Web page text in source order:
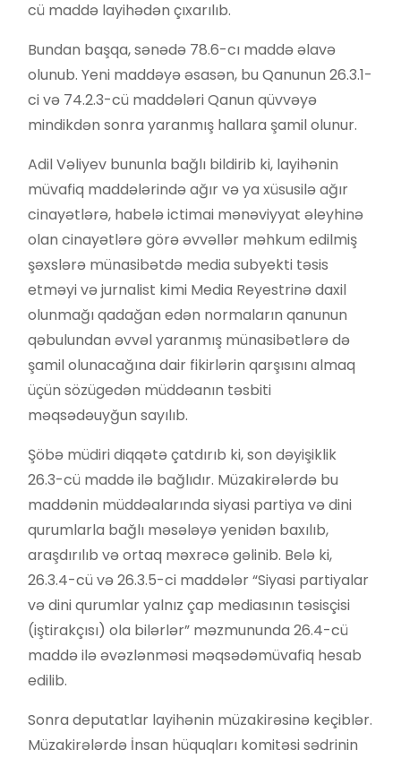
cü maddə layihədən çıxarılıb.
Bundan başqa, sənədə 78.6-cı maddə əlavə
olunub. Yeni maddəyə əsasən, bu Qanunun 26.3.1-
ci və 74.2.3-cü maddələri Qanun qüvvəyə
mindikdən sonra yaranmış hallara şamil olunur.
Adil Vəliyev bununla bağlı bildirib ki, layihənin
müvafiq maddələrində ağır və ya xüsusilə ağır
cinayətlərə, habelə ictimai mənəviyyat əleyhinə
olan cinayətlərə görə əvvəllər məhkum edilmiş
şəxslərə münasibətdə media subyekti təsis
etməyi və jurnalist kimi Media Reyestrinə daxil
olunmağı qadağan edən normaların qanunun
qəbulundan əvvəl yaranmış münasibətlərə də
şamil olunacağına dair fikirlərin qarşısını almaq
üçün sözügedən müddəanın təsbiti
məqsədəuyğun sayılıb.
Şöbə müdiri diqqətə çatdırıb ki, son dəyişiklik
26.3-cü maddə ilə bağlıdır. Müzakirələrdə bu
maddənin müddəalarında siyasi partiya və dini
qurumlarla bağlı məsələyə yenidən baxılıb,
araşdırılıb və ortaq məxrəcə gəlinib. Belə ki,
26.3.4-cü və 26.3.5-ci maddələr “Siyasi partiyalar
və dini qurumlar yalnız çap mediasının təsisçisi
(iştirakçısı) ola bilərlər” məzmununda 26.4-cü
maddə ilə əvəzlənməsi məqsədəmüvafiq hesab
edilib.
Sonra deputatlar layihənin müzakirəsinə keçiblər.
Müzakirələrdə İnsan hüquqları komitəsi sədrinin